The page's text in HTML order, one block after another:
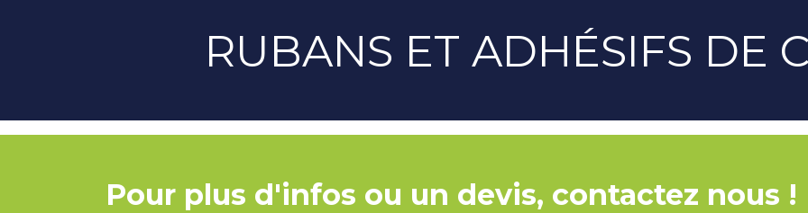
RUBANS ET ADHÉSIFS DE
Pour plus d'infos ou un devis, contactez nous !